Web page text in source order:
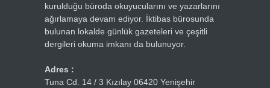
kurulduğu büroda okuyucularını ve yazarlarını
ağırlamaya devam ediyor. İktibas bürosunda
bulunan lokalde günlük gazeteleri ve çeşitli
dergileri okuma imkanı da bulunuyor.
Adres :
Tuna Cd. 14 / 3 Kızılay 06420 Yenişehir